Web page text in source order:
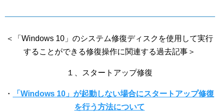
＜「Windows 10」のシステム修復ディスクを使用して実行
することができる修復操作に関連する過去記事＞
１、スタートアップ修復
・
「Windows 10」が起動しない場合にスタートアップ修復
を行う方法について